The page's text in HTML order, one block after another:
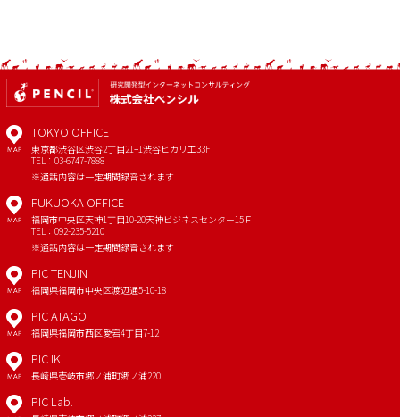
MAP
TOKYO OFFICE
東京都渋谷区渋谷2丁目21−1渋谷ヒカリエ33F
TEL：03-6747-7888
※通話内容は一定期間録音されます
MAP
FUKUOKA OFFICE
福岡市中央区天神1丁目10-20天神ビジネスセンター15Ｆ
TEL：092-235-5210
※通話内容は一定期間録音されます
MAP
PIC TENJIN
福岡県福岡市中央区渡辺通5-10-18
MAP
PIC ATAGO
福岡県福岡市西区愛宕4丁目7-12
MAP
PIC IKI
長崎県壱岐市郷ノ浦町郷ノ浦220
PIC Lab.